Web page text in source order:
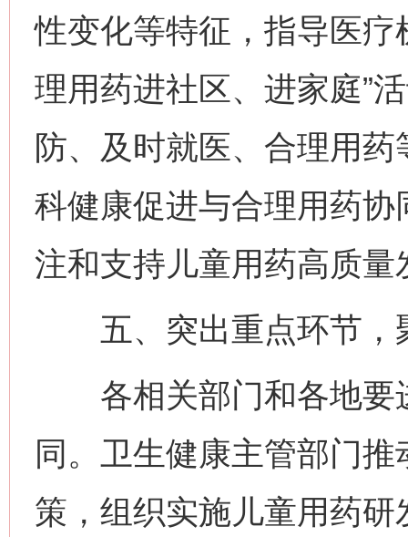
性变化等特征，指导医疗
理用药进社区、进家庭”
防、及时就医、合理用
科健康促进与合理用药
注和支持儿童用药高质量
五、突出重点环节，
各相关部门和各地要
同。卫生健康主管部门
策，组织实施儿童用药